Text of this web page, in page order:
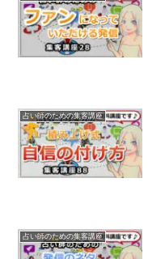
占い師のための集客講座
占い師のための集客講座